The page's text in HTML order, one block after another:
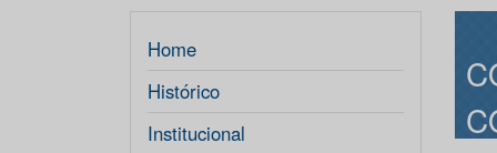
Home
Histórico
Institucional